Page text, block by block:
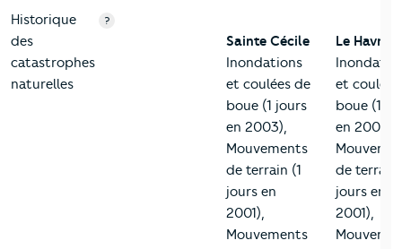
Historique
des
catastrophes
naturelles
?
Sainte Cécile
Inondations
et coulées de
boue (1 jours
en 2003),
Mouvements
de terrain (1
jours en
2001),
Mouvements
Le Havre
et
boue (1
en 2003),
de terrain
jours en
2001),